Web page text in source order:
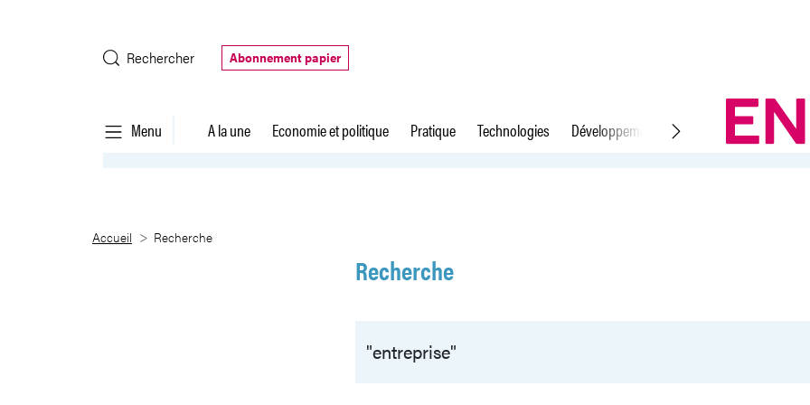
Rechercher
Abonnement papier
Menu A la une Economie et politique Pratique Technologies Développement durable Droit du travail
Recherche
Accueil Recherche
Recherche